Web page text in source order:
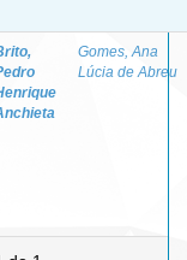
Gomes, Ana
Lúcia de Abreu